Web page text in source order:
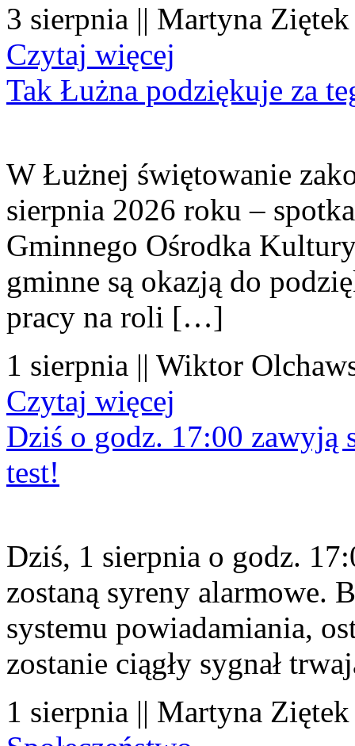
3 sierpnia || Martyna
Czytaj więcej
Tak Łużna podziękuje za
W Łużnej świętowanie
sierpnia 2026 roku –
Gminnego Ośrodka
gminne są okazją do
pracy na roli […]
1 sierpnia || Wiktor
Czytaj więcej
Dziś o godz. 17:00 zawyją
test!
Dziś, 1 sierpnia o godz.
zostaną syreny alarmowe.
systemu powiadamiania,
zostanie ciągły sygnał
1 sierpnia || Martyna